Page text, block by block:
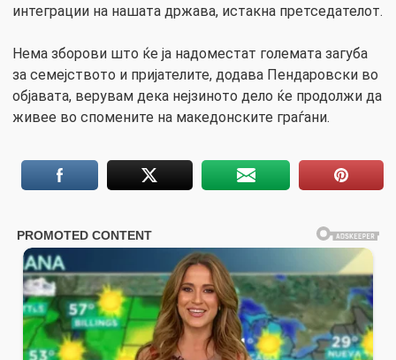
интеграции на нашата држава, истакна претседателот.
Нема зборови што ќе ја надоместат големата загуба
за семејството и пријателите, додава Пендаровски во
објавата, верувам дека нејзиното дело ќе продолжи да
живее во спомените на македонските граѓани.